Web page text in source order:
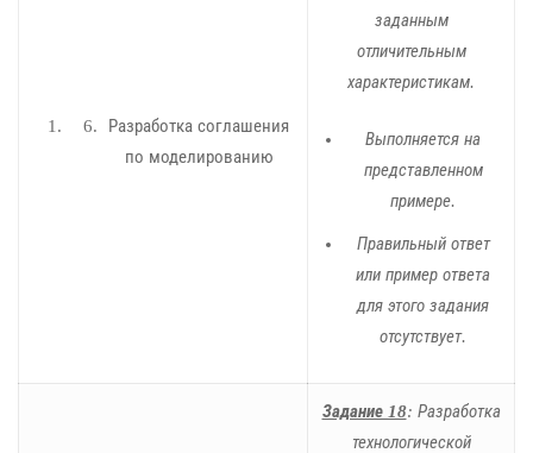
Разработка соглашения
по моделированию
заданным
отличительным
характеристикам.
Выполняется на
представленном
примере.
Правильный ответ
или пример ответа
для этого задания
отсутствует.
Задание 18: Разработка
технологической